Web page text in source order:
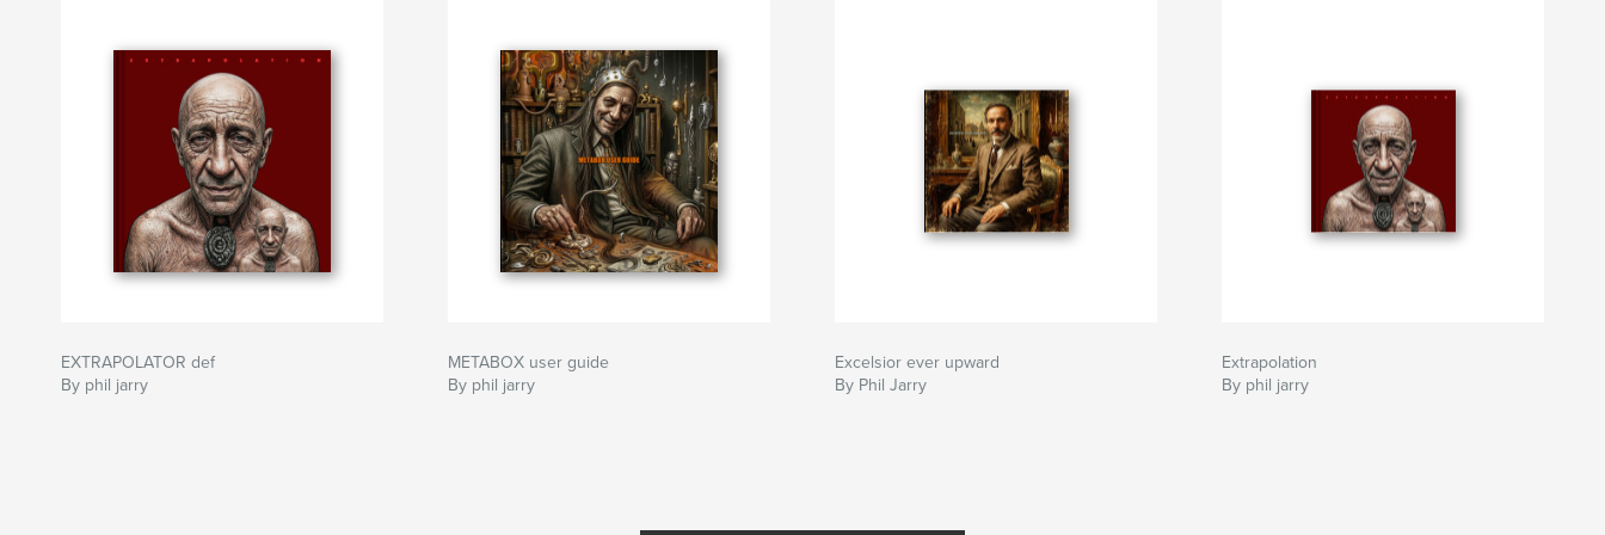
Author website
http://www.philjarry.com
EXTRAPOLATOR def
By phil jarry
METABOX user guide
By phil jarry
Excelsior ever upward
By Phil Jarry
Extrapolation
By phil jarry